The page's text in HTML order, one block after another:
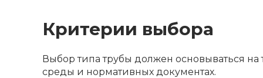
Критерии выбора
Выбор типа трубы должен основываться на
среды и нормативных документах.